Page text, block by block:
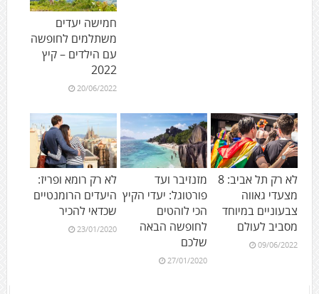
חמישה יעדים
משתלמים לחופשה
עם הילדים – קיץ
2022
20/06/2022
לא רק תל אביב: 8
מצעדי גאווה
צבעוניים במיוחד
מסביב לעולם
09/06/2022
מזנזיבר ועד
פורטוגל: יעדי הקיץ
הכי לוהטים
לחופשה הבאה
שלכם
27/01/2020
לא רק רומא ופריז:
היעדים הרומנטיים
שכדאי להכיר
23/01/2020